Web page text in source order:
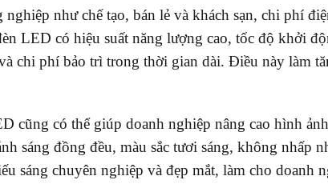
như chế tạo, bán lẻ và khách sạn, chi phí
LED có hiệu suất năng lượng cao, tốc độ khởi
chi phí bảo trì trong thời gian dài. Điều này làm
cũng có thể giúp doanh nghiệp nâng cao hình
sáng đồng đều, màu sắc tươi sáng, không nhấp
sáng chuyên nghiệp và đẹp mắt, làm cho doanh